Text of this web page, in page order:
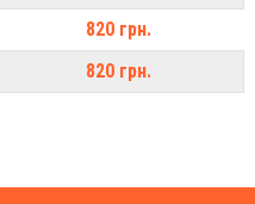
820 грн.
820 грн.